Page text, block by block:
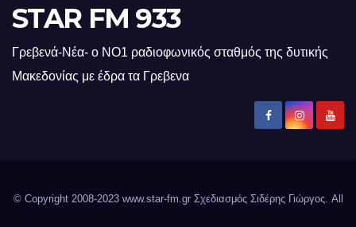
STAR FM 933
Γρεβενά-Νέα- ο ΝΟ1 ραδιοφωνικός σταθμός της δυτικής
Μακεδονίας με έδρα τα Γρεβενα
© Copyright 2008-2023 www.star-fm.gr Σχεδιασμός Σιδέρης Γιώργος. All